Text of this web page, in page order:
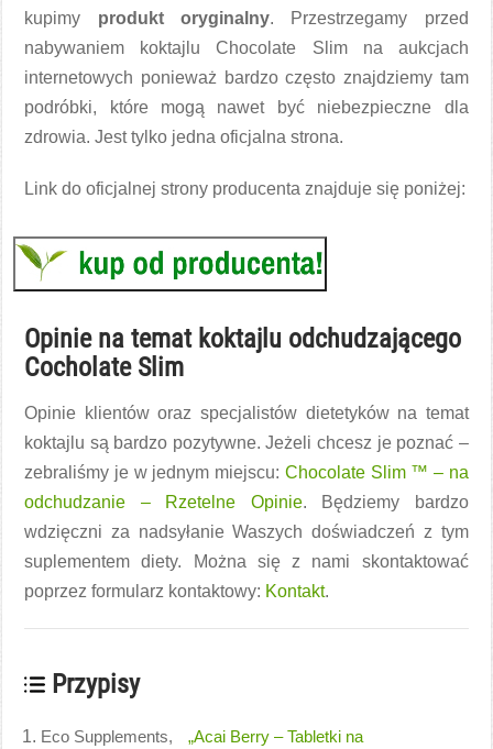
kupimy produkt oryginalny. Przestrzegamy przed
nabywaniem koktajlu Chocolate Slim na aukcjach
internetowych ponieważ bardzo często znajdziemy tam
podróbki, które mogą nawet być niebezpieczne dla
zdrowia. Jest tylko jedna oficjalna strona.
Link do oficjalnej strony producenta znajduje się poniżej:
Opinie na temat koktajlu odchudzającego
Cocholate Slim
Opinie klientów oraz specjalistów dietetyków na temat
koktajlu są bardzo pozytywne. Jeżeli chcesz je poznać –
zebraliśmy je w jednym miejscu: Chocolate Slim ™ – na
odchudzanie – Rzetelne Opinie. Będziemy bardzo
wdzięczni za nadsyłanie Waszych doświadczeń z tym
suplementem diety. Można się z nami skontaktować
poprzez formularz kontaktowy: Kontakt.
Przypisy
Eco Supplements, „Acai Berry – Tabletki na